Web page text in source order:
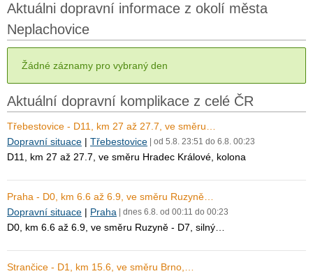
Aktuálni dopravní informace z okolí města
Neplachovice
Žádné záznamy pro vybraný den
Aktuální dopravní komplikace z celé ČR
Třebestovice - D11, km 27 až 27.7, ve směru…
Dopravní situace | Třebestovice | od 5.8. 23:51 do 6.8. 00:23
D11, km 27 až 27.7, ve směru Hradec Králové, kolona
Praha - D0, km 6.6 až 6.9, ve směru Ruzyně…
Dopravní situace | Praha | dnes 6.8. od 00:11 do 00:23
D0, km 6.6 až 6.9, ve směru Ruzyně - D7, silný…
Strančice - D1, km 15.6, ve směru Brno,…